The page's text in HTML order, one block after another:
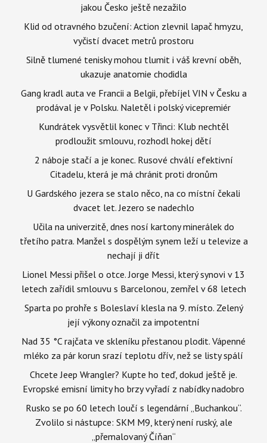
jakou Česko ještě nezažilo
Klid od otravného bzučení: Action zlevnil lapač hmyzu,
vyčistí dvacet metrů prostoru
Silně tlumené tenisky mohou tlumit i váš krevní oběh,
ukazuje anatomie chodidla
Gang kradl auta ve Francii a Belgii, přebíjel VIN v Česku a
prodával je v Polsku. Naletěl i polský vicepremiér
Kundrátek vysvětlil konec v Třinci: Klub nechtěl
prodloužit smlouvu, rozhodl hokej dětí
2 náboje stačí a je konec. Rusové chválí efektivní
Citadelu, která je má chránit proti dronům
U Gardského jezera se stalo něco, na co místní čekali
dvacet let. Jezero se nadechlo
Učila na univerzitě, dnes nosí kartony minerálek do
třetího patra. Manžel s dospělým synem leží u televize a
nechají ji dřít
Lionel Messi přišel o otce. Jorge Messi, který synovi v 13
letech zařídil smlouvu s Barcelonou, zemřel v 68 letech
Sparta po prohře s Boleslaví klesla na 9. místo. Zelený
její výkony označil za impotentní
Nad 35 °C rajčata ve skleníku přestanou plodit. Vápenné
mléko za pár korun srazí teplotu dřív, než se listy spálí
Chcete Jeep Wrangler? Kupte ho teď, dokud ještě je.
Evropské emisní limity ho brzy vyřadí z nabídky nadobro
Rusko se po 60 letech loučí s legendární „Buchankou“.
Zvolilo si nástupce: SKM M9, který není ruský, ale
„přemalovaný Číňan“